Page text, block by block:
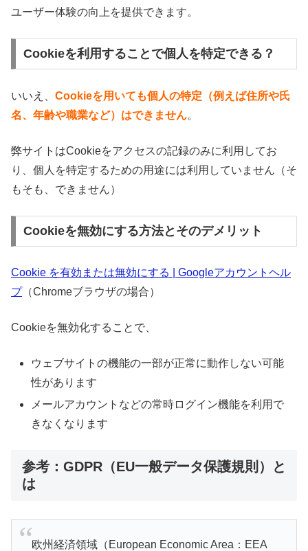
ユーザー体験の向上を提供できます。
Cookieを利用することで個人を特定できる？
いいえ、 Cookieを用いても個人の特定（例えば住所や氏
名、年齢や職業など）はできません。
弊サイトはCookieをアクセスの記録のみに利用してお
り、個人を特定するための用途には利用していません（そ
もそも、できません）
Cookieを無効にする方法とそのデメリット
Cookie を有効または無効にする | Googleアカウントヘル
プ （Chromeブラウザの場合）
Cookieを無効化することで、
ウェブサイトの機能の一部が正常に動作しない可能
性があります
メールアカウントなどの常時ログイン機能を利用で
きなくなります
参考：GDPR（EU一般データ保護規則）と
は
欧州経済領域（European Economic Area：EEA